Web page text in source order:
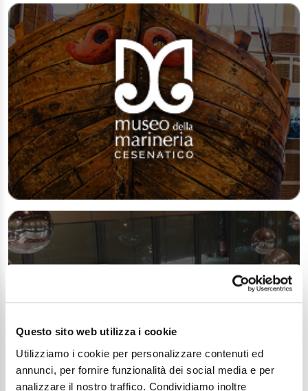
Questo sito web utilizza i cookie
Utilizziamo i cookie per personalizzare contenuti ed
annunci, per fornire funzionalità dei social media e per
analizzare il nostro traffico. Condividiamo inoltre